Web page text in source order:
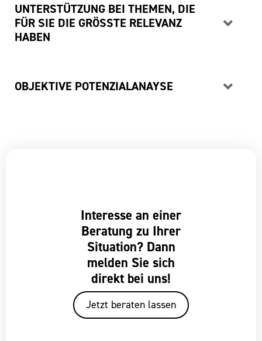
UNTERSTÜTZUNG BEI THEMEN, DIE
FÜR SIE DIE GRÖSSTE RELEVANZ
HABEN
OBJEKTIVE POTENZIALANAYSE
Interesse an einer
Beratung zu Ihrer
Situation? Dann
melden Sie sich
direkt bei uns!
Jetzt beraten lassen